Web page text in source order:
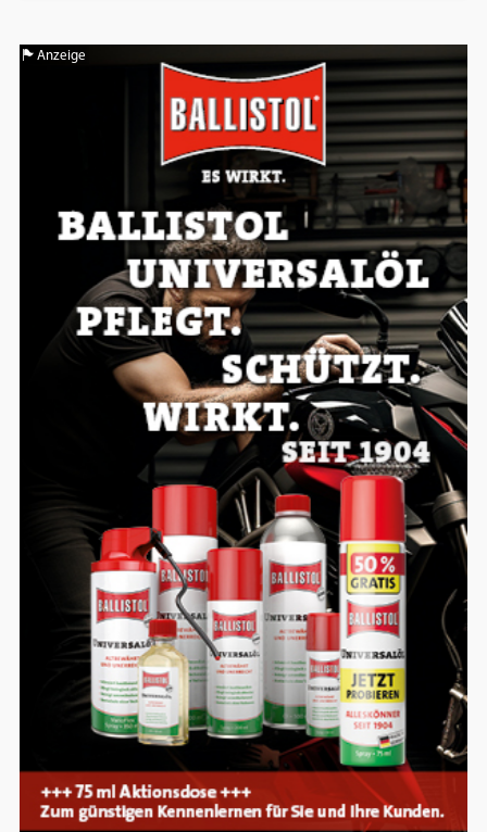
Anzeige
Cookie Laufzeit:
EXTERNE MEDIEN
Um Inhalte von Videoplattformen und
Social Media Plattformen anzeigen zu
können, werden von diesen externen
Medien Cookies gesetzt.
YouTube
Google Maps
Anbieter:
Google